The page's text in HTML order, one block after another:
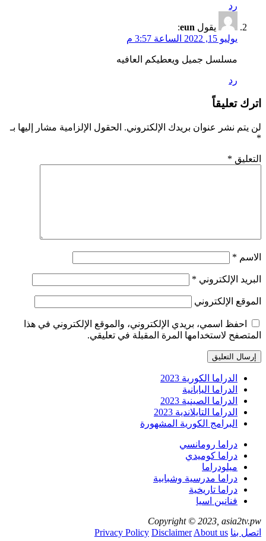
رد
يقول eun
:
يوليو 15, 2022 الساعة 3:57 م
مسلسل جميل ويعطيكم العافيه
رد
اترك تعليقاً
لن يتم نشر عنوان بريدك الإلكتروني. الحقول الإلزامية مشار إليها بـ
*
التعليق *
الاسم *
البريد الإلكتروني *
الموقع الإلكتروني
احفظ اسمي، بريدي الإلكتروني، والموقع الإلكتروني في هذا
المتصفح لاستخدامها المرة المقبلة في تعليقي.
الدراما الكورية 2023
الدراما اليابانية
الدراما الصينية 2023
الدراما التايلاندية 2023
البرامج الكورية المشهورة
دراما رومانسي
دراما كوميدي
ميلودراما
دراما مدرسية وشبابية
دراما تاريخية
فنانين اسيا
Copyright © 2023, asia2tv.pw
اتصل بنا
Privacy Policy Disclaimer About us